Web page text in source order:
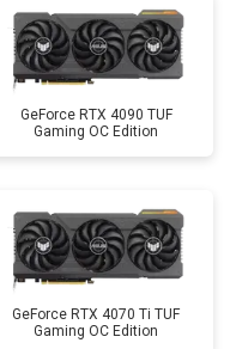
GeForce RTX 4090 TUF
Gaming OC Edition
GeForce RTX 4070 Ti TUF
Gaming OC Edition